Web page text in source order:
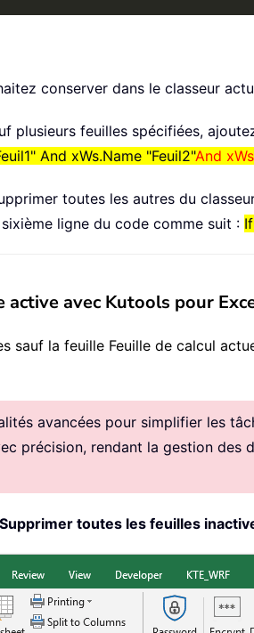
conserver dans le classeur
plusieurs feuilles spécifiées,
And xWs.Name "Feuil2"And
toutes les autres du
ligne du code comme suit :
avec Kutools pour
la feuille Feuille de calcul
avancées pour simplifier les
précision, rendant la gestion des
Supprimer toutes les feuilles